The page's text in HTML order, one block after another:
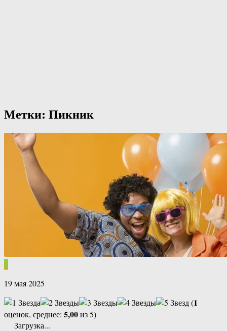
Метки: Пикник
0
19 мая 2025
(1
оценок, среднее: 5,00из 5)
Загрузка...